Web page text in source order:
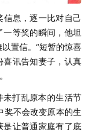
息，逐一比对自己
等奖的瞬间，他坦
置信。”短暂的惊喜
讯告知妻子，认真
打乱原本的生活节
奖不会改变原本的生
让普通家庭有了底